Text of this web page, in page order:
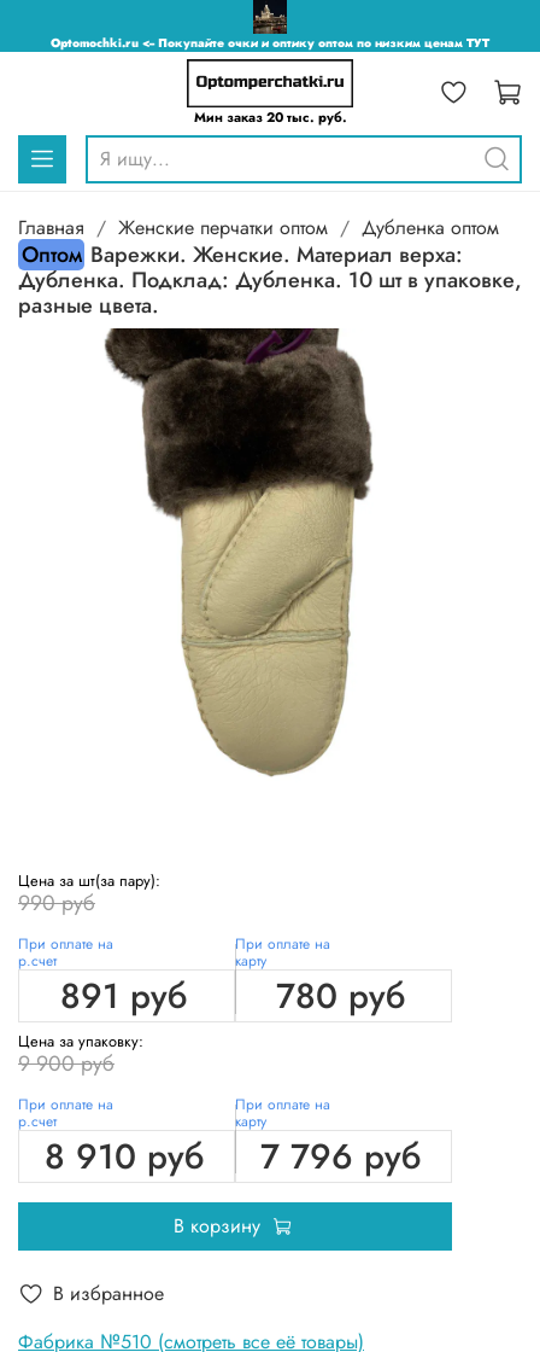
Optomochki.ru <-- Покупайте очки и оптику оптом по низким ценам ТУТ
Мин заказ 20 тыс. руб.
Главная Женские перчатки оптом Дубленка оптом
Оптом Варежки. Женские. Материал верха:
Дубленка. Подклад: Дубленка. 10 шт в упаковке,
разные цвета.
Фабрика №510 (смотреть все её товары)
Цена за шт(за пару):
990 руб
При оплате на
р.счет
891 руб
При оплате на
карту
780 руб
Цена за упаковку:
9 900 руб
При оплате на
р.счет
8 910 руб
При оплате на
карту
7 796 руб
В корзину
В избранное